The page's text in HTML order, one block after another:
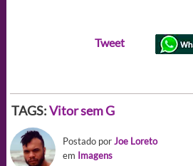
Tweet
TAGS:Vitor sem G
Postado porJoe Loreto
em Imagens